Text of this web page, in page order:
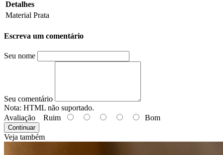
Detalhes
Material Prata
Escreva um comentário
Seu nome
Seu comentário
Nota: HTML não suportado.
Avaliação Ruim Bom
Continuar
Veja também